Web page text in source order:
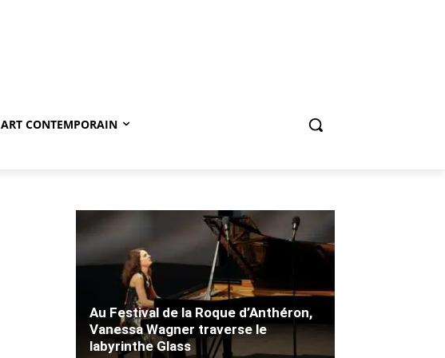
ART CONTEMPORAIN
Au Festival de la Roque d’Anthéron,
Vanessa Wagner traverse le
labyrinthe Glass